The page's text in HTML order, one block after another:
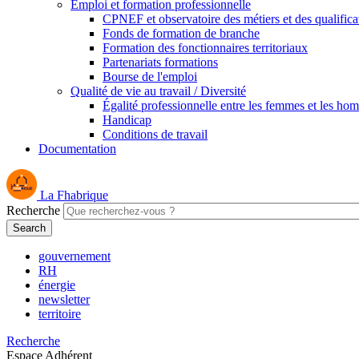
Emploi et formation professionnelle
CPNEF et observatoire des métiers et des
Fonds de formation de branche
Formation des fonctionnaires territoriaux
Partenariats formations
Bourse de l'emploi
Qualité de vie au travail / Diversité
Égalité professionnelle entre les femmes et les
Handicap
Conditions de travail
Documentation
La Fhabrique
Recherche
gouvernement
RH
énergie
newsletter
territoire
Recherche
Espace Adhérent